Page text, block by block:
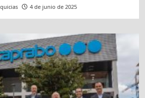
4 de junio de 2025